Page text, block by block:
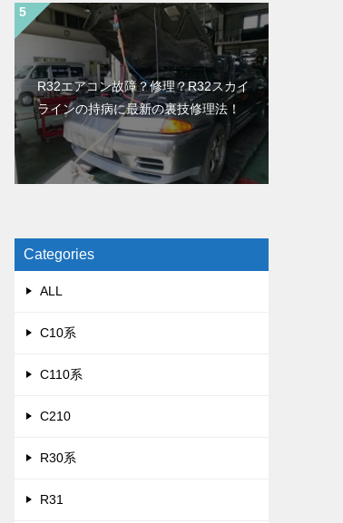
R32エアコン故障？修理？R32スカイ
ラインの持病に最新の裏技修理法！
Categories
ALL
C10系
C110系
C210
R30系
R31